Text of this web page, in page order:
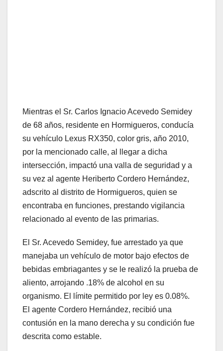
Mientras el Sr. Carlos Ignacio Acevedo Semidey
de 68 años, residente en Hormigueros, conducía
su vehículo Lexus RX350, color gris, año 2010,
por la mencionado calle, al llegar a dicha
intersección, impactó una valla de seguridad y a
su vez al agente Heriberto Cordero Hernández,
adscrito al distrito de Hormigueros, quien se
encontraba en funciones, prestando vigilancia
relacionado al evento de las primarias.
El Sr. Acevedo Semidey, fue arrestado ya que
manejaba un vehículo de motor bajo efectos de
bebidas embriagantes y se le realizó la prueba de
aliento, arrojando .18% de alcohol en su
organismo. El límite permitido por ley es 0.08%.
El agente Cordero Hernández, recibió una
contusión en la mano derecha y su condición fue
descrita como estable.